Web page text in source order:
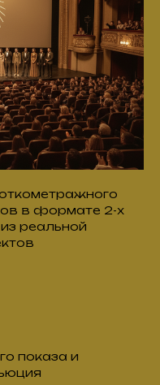
в формате 2-х
реальной
показа и